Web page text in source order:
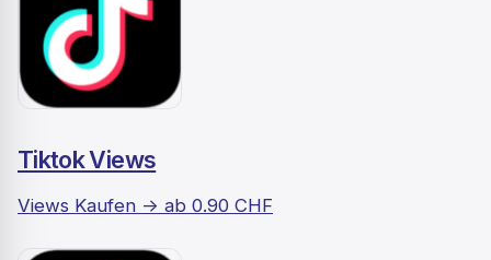
Tiktok Views
Views Kaufen -> ab 0.90 CHF